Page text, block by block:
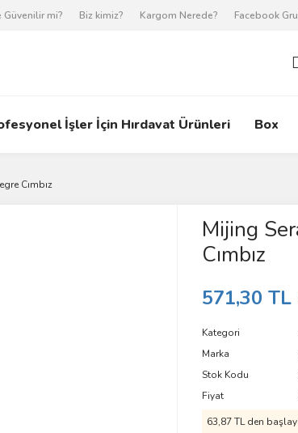
Güvenilir mi? Biz kimiz? Kargom Nerede? Facebook
İşler İçin Hırdavat Ürünleri Box
Cımbız
Mijing
Cımbız
571,30 TL
Kategori
Marka
Stok Kodu
Fiyat
63,87 TL den